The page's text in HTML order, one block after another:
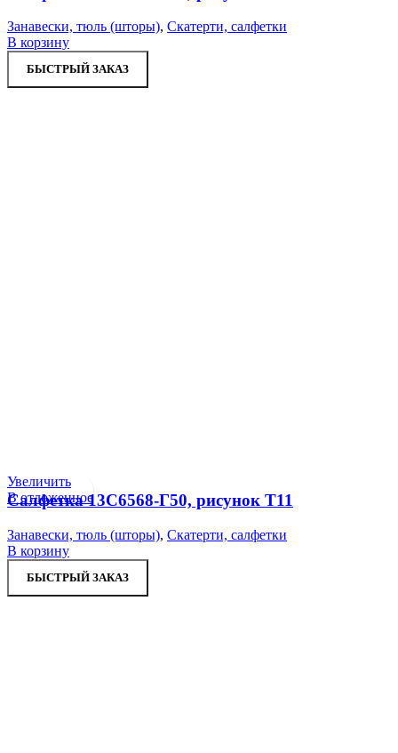
Занавески, тюль (шторы), Скатерти, салфетки
В корзину
БЫСТРЫЙ ЗАКАЗ
Увеличить
В отложенное
Салфетка 13С6568-Г50, рисунок Т11
Занавески, тюль (шторы), Скатерти, салфетки
В корзину
БЫСТРЫЙ ЗАКАЗ